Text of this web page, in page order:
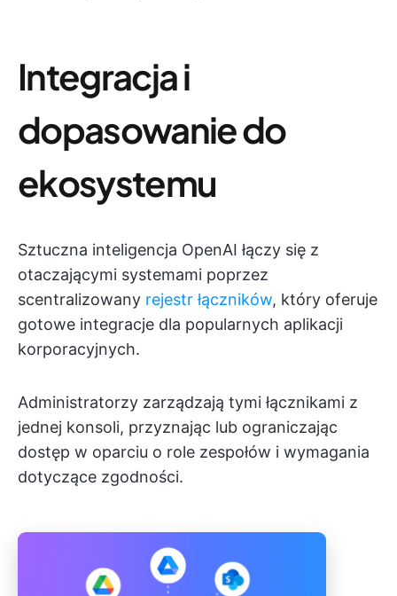
Integracja i
dopasowanie do
ekosystemu
Sztuczna inteligencja OpenAI łączy się z
otaczającymi systemami poprzez
scentralizowany rejestr łączników, który oferuje
gotowe integracje dla popularnych aplikacji
korporacyjnych.
Administratorzy zarządzają tymi łącznikami z
jednej konsoli, przyznając lub ograniczając
dostęp w oparciu o role zespołów i wymagania
dotyczące zgodności.